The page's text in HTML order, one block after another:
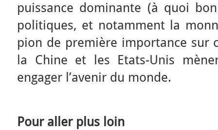
puissance dominante (à quoi
politiques, et notamment la
pion de première importance sur
la Chine et les Etats-Unis
engager l’avenir du monde.
Pour aller plus loin